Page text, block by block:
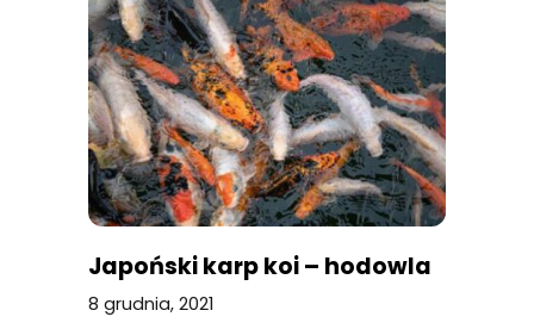
Japoński karp koi – hodowla
8 grudnia, 2021